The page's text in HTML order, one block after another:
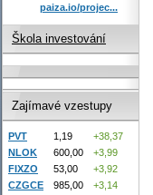
paiza.io/projec...
Škola investování
Zajímavé vzestupy
PVT 1,19
+38,37
NLOK
600,00
+3,99
FIXZO
53,00
+3,92
CZGCE
985,00
+3,14